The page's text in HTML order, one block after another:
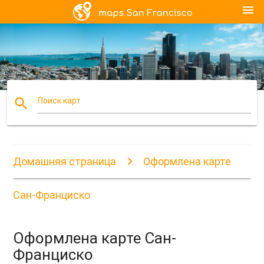
menu
search Поиск карт
Домашняя страница Оформлена карте
Сан-Франциско
Оформлена карте Сан-
Франциско